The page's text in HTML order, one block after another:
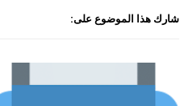
شارك هذا الموضوع على: